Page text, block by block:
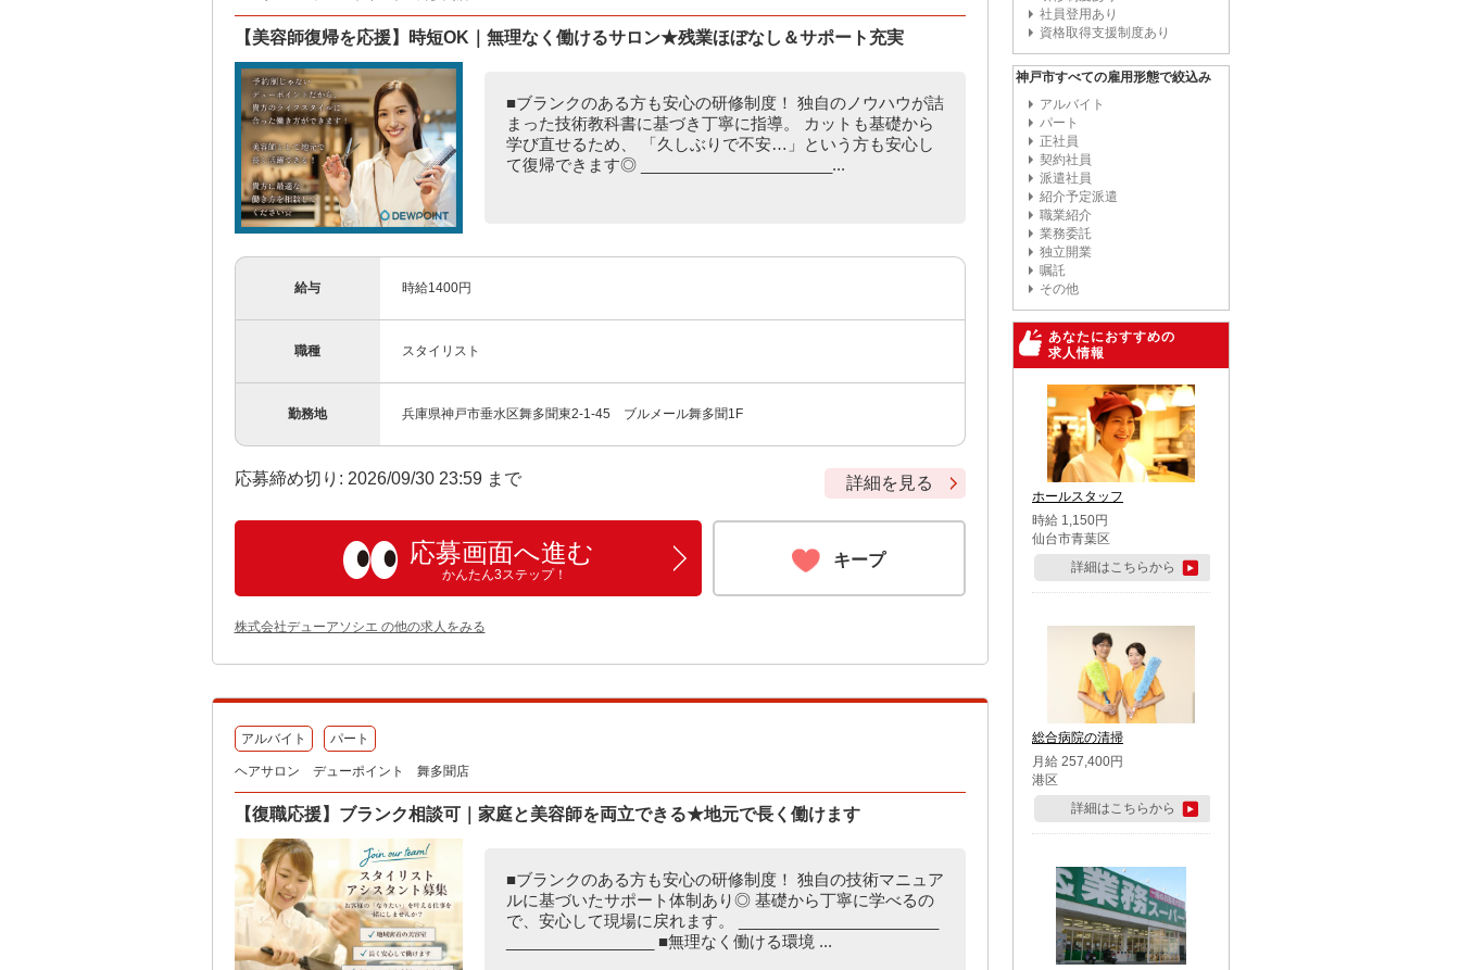
【美容師復帰を応援】時短OK｜無理なく働けるサロン★残業ほぼなし＆サポート充実
■ブランクのある方も安心の研修制度！ 独自のノウハウが詰
まった技術教科書に基づき丁寧に指導。 カットも基礎から
学び直せるため、 「久しぶりで不安…」という方も安心し
て復帰できます◎ ______________________...
給与 時給1400円
職種 スタイリスト
勤務地 兵庫県神戸市垂水区舞多聞東2-1-45 ブルメール舞多聞1F
応募締め切り: 2026/09/30 23:59 まで 詳細を見る
応募画面へ進む
かんたん3ステップ！
キープ
株式会社デューアソシエ の他の求人をみる
アルバイト パート
ヘアサロン デューポイント 舞多聞店
【復職応援】ブランク相談可｜家庭と美容師を両立できる★地元で長く働けます
■ブランクのある方も安心の研修制度！ 独自の技術マニュア
ルに基づいたサポート体制あり◎ 基礎から丁寧に学べるの
で、安心して現場に戻れます。 _______________________
_________________ ■無理なく働ける環境 ...
社員登用あり
資格取得支援制度あり
神戸市すべての雇用形態で絞込み
アルバイト
パート
正社員
契約社員
派遣社員
紹介予定派遣
職業紹介
業務委託
独立開業
嘱託
その他
あなたにおすすめの
求人情報
ホールスタッフ
時給 1,150円
仙台市青葉区
詳細はこちらから
総合病院の清掃
月給 257,400円
港区
詳細はこちらから